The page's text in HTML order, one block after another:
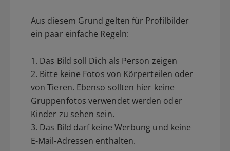
Aus diesem Grund gelten für Profilbilder
ein paar einfache Regeln:
1. Das Bild soll Dich als Person zeigen
2. Bitte keine Fotos von Körperteilen oder
von Tieren. Ebenso sollten hier keine
Gruppenfotos verwendet werden oder
Kinder zu sehen sein.
3. Das Bild darf keine Werbung und keine
E-Mail-Adressen enthalten.